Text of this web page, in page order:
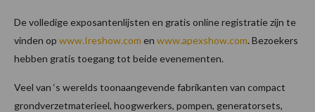
De volledige exposantenlijsten en gratis online registratie zijn te
vinden op www.Ireshow.com en www.apexshow.com. Bezoekers
hebben gratis toegang tot beide evenementen.
Veel van ‘s werelds toonaangevende fabrikanten van compact
grondverzetmaterieel, hoogwerkers, pompen, generatorsets,